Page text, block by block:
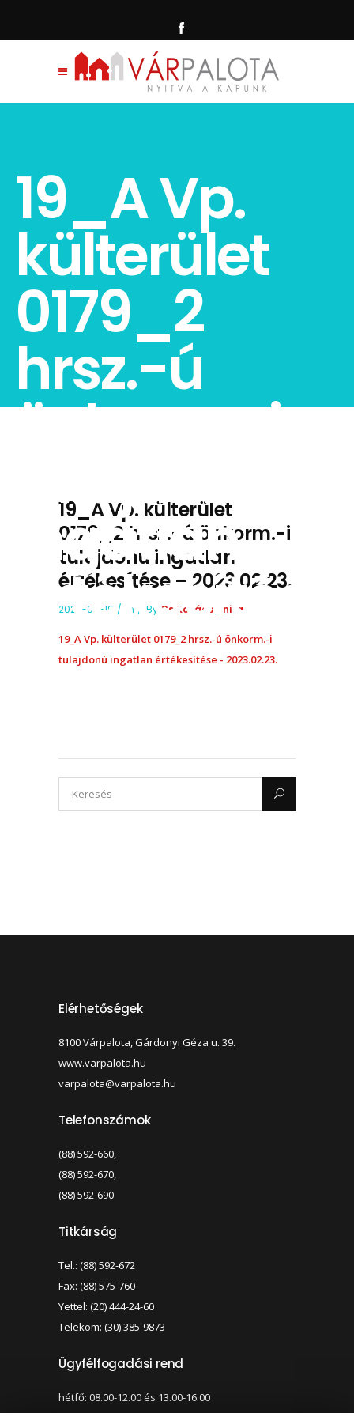
19_A Vp.
külterület
0179_2
hrsz.-ú
önkorm.-i
tulajdonú
ingatlan
értékesítése
19_A Vp. külterület
0179_2 hrsz.-ú önkorm.-i
tulajdonú ingatlan
értékesítése – 2023.02.23.
2023-02-19 In By Cs.Kovács Anita
19_A Vp. külterület 0179_2 hrsz.-ú önkorm.-i
tulajdonú ingatlan értékesítése - 2023.02.23.
Elérhetőségek
8100 Várpalota, Gárdonyi Géza u. 39.
www.varpalota.hu
varpalota@varpalota.hu
Telefonszámok
(88) 592-660,
(88) 592-670,
(88) 592-690
Titkárság
Tel.: (88) 592-672
Fax: (88) 575-760
Yettel: (20) 444-24-60
Telekom: (30) 385-9873
Ügyfélfogadási rend
hétfő: 08.00-12.00 és 13.00-16.00